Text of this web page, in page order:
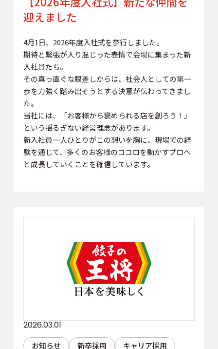
迎えました
4月1日、2026年度入社式を挙行しました。
期待と緊張が入り混じった表情で会場に集まった新
入社員たち。
その真っ直ぐな眼差しからは、社会人としての第一
歩を力強く踏み出そうとする決意が伝わってきまし
た。
当社には、「お客様から褒められる店を創ろう！」
という揺るぎない経営理念があります。
新入社員一人ひとりがこの想いを胸に、現場での経
験を通じて、多くのお客様のココロを動かすプロへ
と成長していくことを確信しています。
2026.03.01
お知らせ 新卒採用 キャリア採用